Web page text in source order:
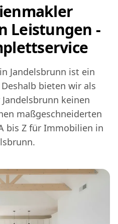
Leistungen -
Jandelsbrunn ist ein
bieten wir als
keinen
maßgeschneiderten
bis Z für Immobilien in